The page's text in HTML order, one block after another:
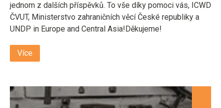
jednom z dalších příspěvků. To vše díky pomoci vás, ICWD
ČVUT, Ministerstvo zahraničních věcí České republiky a
UNDP in Europe and Central Asia!Děkujeme!
Více